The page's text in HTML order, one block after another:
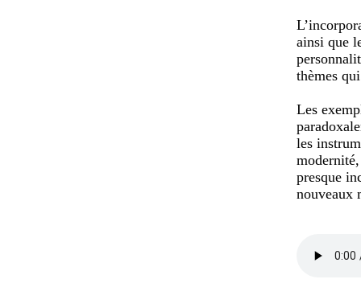
ainsi que
thèmes
Les
les
presque
nouveaux